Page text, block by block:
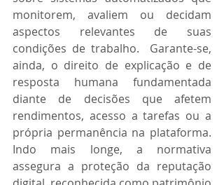
monitorem, avaliem ou decidam
aspectos relevantes de suas
condições de trabalho.  Garante-se,
ainda, o direito de explicação e de
resposta humana fundamentada
diante de decisões que afetem
rendimentos, acesso a tarefas ou a
própria permanência na plataforma.
Indo mais longe, a normativa
assegura a proteção da reputação